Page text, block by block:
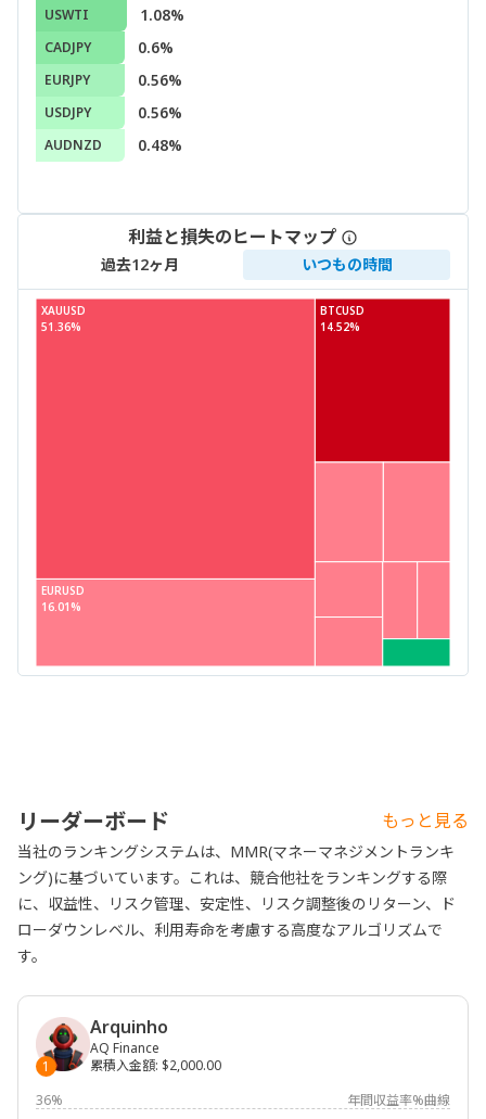
USWTI 1.08%
CADJPY 0.6%
EURJPY 0.56%
USDJPY 0.56%
AUDNZD 0.48%
利益と損失のヒートマップ
過去12ヶ月 いつもの時間
XAUUSD
EURUSD
BTCUSD
51.36%
16.01%
14.52%
リーダーボード もっと見る
当社のランキングシステムは、MMR(マネーマネジメントランキ
ング)に基づいています。これは、競合他社をランキングする際
に、収益性、リスク管理、安定性、リスク調整後のリターン、ド
ローダウンレベル、利用寿命を考慮する高度なアルゴリズムで
す。
1
Arquinho
AQ Finance
累積入金額: $2,000.00
36%
年間収益率%曲線